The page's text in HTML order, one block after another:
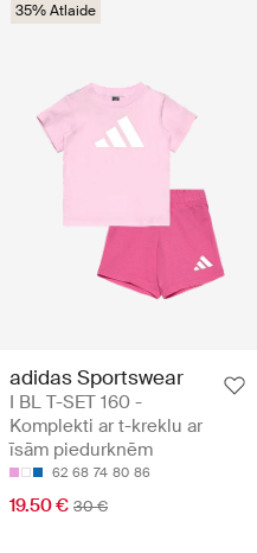
35% Atlaide
adidas Sportswear
I BL T-SET 160 -
Komplekti ar t-kreklu ar
īsām piedurknēm
62 68 74 80 86
19.50 € 30 €